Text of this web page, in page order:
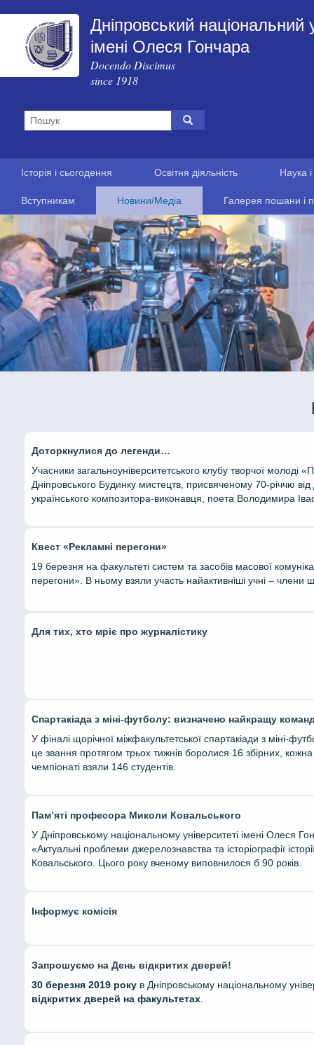
Дніпровський національний
імені Олеся Гончара
Docendo Discimus
since 1918
Історія і сьогодення Освітня діяльність Наука
Вступникам Новини/Медіа Галерея пошани і
Доторкнулися до легенди…
Учасники загальноуніверситетського клубу творчої молоді
Дніпровського Будинку мистецтв, присвяченому 70-річчю
українського композитора-виконавця, поета Володимира
Квест «Рекламні перегони»
19 березня на факультеті систем та засобів масової
перегони». В ньому взяли участь найактивніші учні – члени
Для тих, хто мріє про журналістику
Спартакіада з міні-футболу: визначено найкращу
У фіналі щорічної міжфакультетської спартакіади з міні-
це звання протягом трьох тижнів боролися 16 збірних,
чемпіонаті взяли 146 студентів.
Пам’яті професора Миколи Ковальського
У Дніпровському національному університеті імені Олеся
«Актуальні проблеми джерелознавства та історіографії
Ковальського. Цього року вченому виповнилося б 90 років.
Інформує комісія
Запрошуємо на День відкритих дверей!
30 березня 2019 рокув Дніпровському національному
відкритих дверей на факультетах.